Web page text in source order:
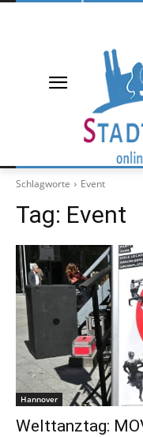
Schlagworte Event
Tag: Event
Hannover
Welttanztag: